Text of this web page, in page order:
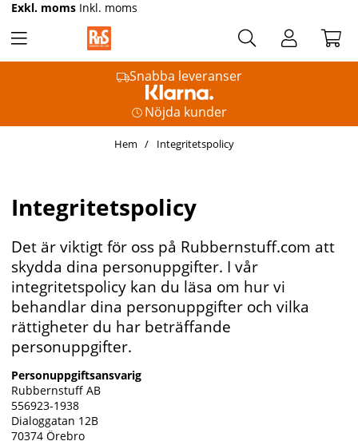
Snabba leveranser
Nöjda kunder
Exkl. moms Inkl. moms
Hem Integritetspolicy
Integritetspolicy
Det är viktigt för oss på Rubbernstuff.com att
skydda dina personuppgifter. I vår
integritetspolicy kan du läsa om hur vi
behandlar dina personuppgifter och vilka
rättigheter du har beträffande
personuppgifter.
Personuppgiftsansvarig
Rubbernstuff AB
556923-1938
Dialoggatan 12B
70374 Örebro